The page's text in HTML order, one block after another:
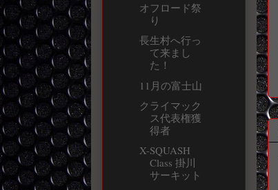
オフロード祭
り
長生村へ行っ
て来まし
た！
11月の富士山
クライマック
ス代表権獲
得者
X-SQUASH
Class 掛川
サーキット